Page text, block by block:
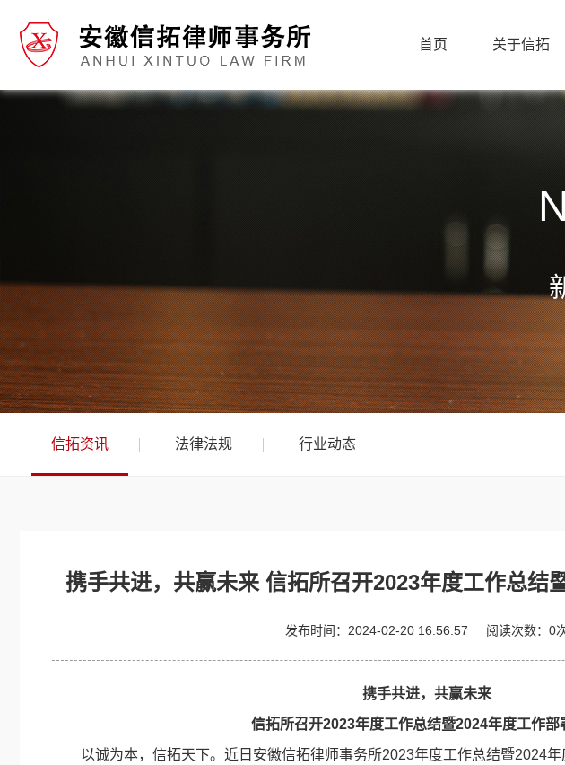
首页 关于信拓
信拓资讯 法律法规 行业动态
携手共进，共赢未来 信拓所召开2023年度工作总结
发布时间：2024-02-20 16:56:57 阅读次数：0
携手共进，共赢未来
信拓所召开2023年度工作总结暨2024年度工作部
以诚为本，信拓天下。近日安徽信拓律师事务所2023年度工作总结暨2024年